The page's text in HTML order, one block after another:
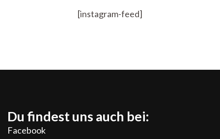
[instagram-feed]
Du findest uns auch bei:
Facebook